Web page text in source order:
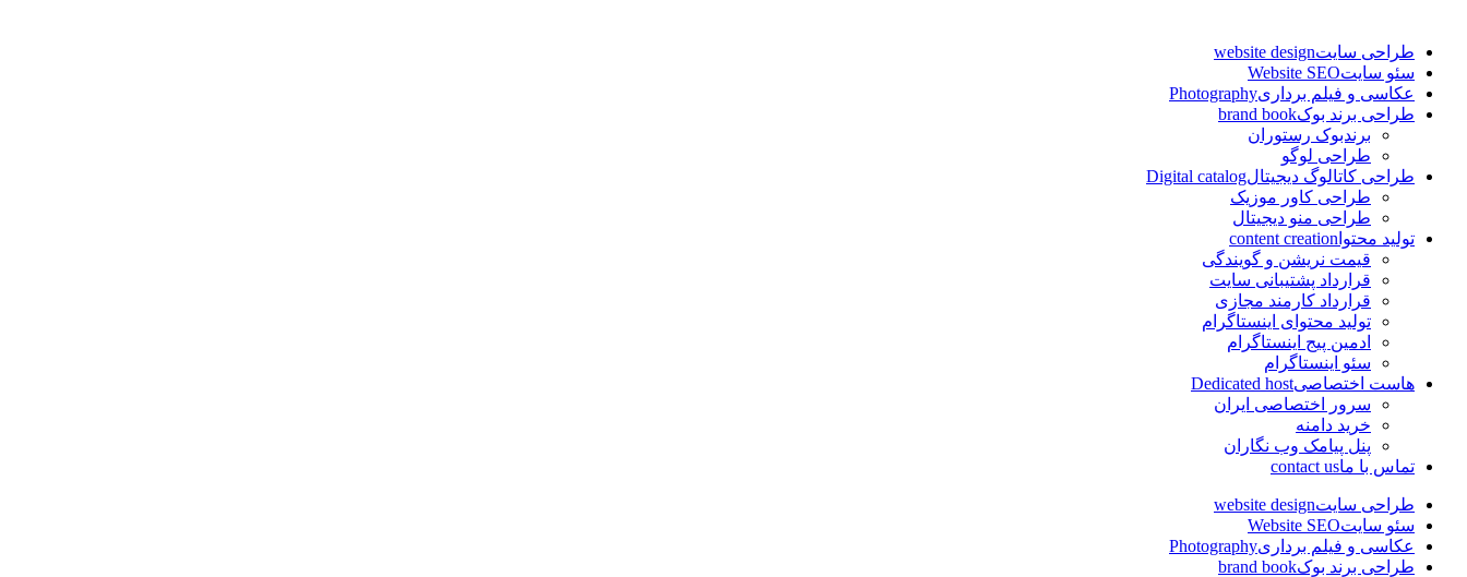
طراحی سایتwebsite design
سئو سایتWebsite SEO
عکاسی و فیلم برداریPhotography
طراحی برند بوکbrand book
برندبوک رستوران
طراحی لوگو
طراحی کاتالوگ دیجیتالDigital catalog
طراحی کاور موزیک
طراحی منو دیجیتال
تولید محتوا content creation
قیمت نریشن و گویندگی
قرارداد پشتیبانی سایت
قرارداد کارمند مجازی
تولید محتوای اینستاگرام
ادمین پیج اینستاگرام
سئو اینستاگرام
هاست اختصاصیDedicated host
سرور اختصاصی ایران
خرید دامنه
پنل پیامک وب نگاران
تماس با ماcontact us
طراحی سایتwebsite design
سئو سایتWebsite SEO
عکاسی و فیلم برداریPhotography
طراحی برند بوکbrand book